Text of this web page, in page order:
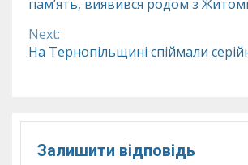
пам’ять, виявився родом з
Next:
На Тернопільщині спіймали
Залишити відповідь